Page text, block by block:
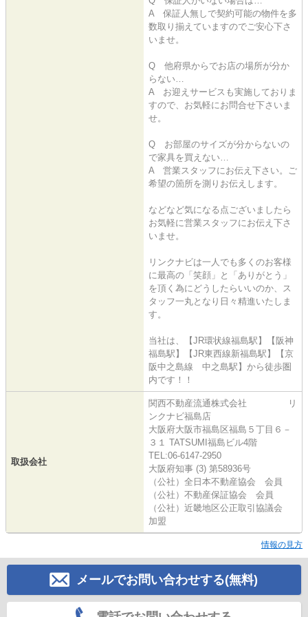
A 保証人無しで契約可能の物件を多
数取り揃えていますのでご安心下さ
いませ。
Q 他府県からでお店の場所が分か
らない…
A お迎えサービスも実施しておりま
すので、お気軽にお問合せ下さいま
せ。
Q お部屋のサイズが分からないの
で家具を買えない…
A 営業スタッフにお伝え下さい。ご
希望の箇所を測りお伝えします。
などなど気になる点ございましたら
お気軽に営業スタッフにお伝え下さ
いませ。
リンクナビは一人でも多くのお客様
に最高の「笑顔」と「ありがとう」
を頂く為にどうしたらいいのか、ス
タッフ一丸となり日々精進いたしま
す。
当社は、【JR環状線福島駅】【阪神
福島駅】【JR東西線新福島駅】【京
阪中之島線 中之島駅】から徒歩圏
内です！！
取扱会社
関西不動産流通株式会社 リ
ンクナビ福島店
大阪府大阪市福島区福島５丁目６－
３１ TATSUMI福島ビル4階
TEL:06-6147-2950
大阪府知事 (3) 第58936号
（公社）全日本不動産協会 会員
（公社）不動産保証協会 会員
（公社）近畿地区公正取引協議会
加盟
情報の見方
メールでお問い合わせする(無料)